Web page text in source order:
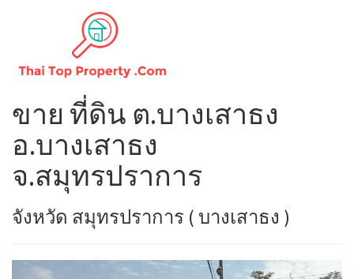
ขาย ที่ดิน ต.บางเสาธง
อ.บางเสาธง
จ.สมุทรปราการ
จังหวัด สมุทรปราการ ( บางเสาธง )